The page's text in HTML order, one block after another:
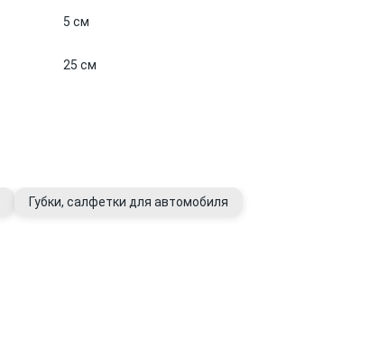
5 см
25 см
Губки, салфетки для автомобиля